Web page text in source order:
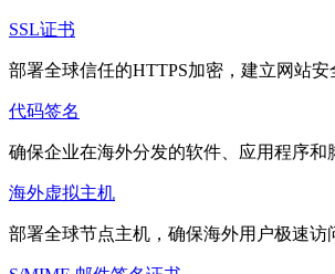
SSL证书
部署全球信任的HTTPS加密，建立网站安
代码签名
确保企业在海外分发的软件、应用程序和
海外虚拟主机
部署全球节点主机，确保海外用户极速访